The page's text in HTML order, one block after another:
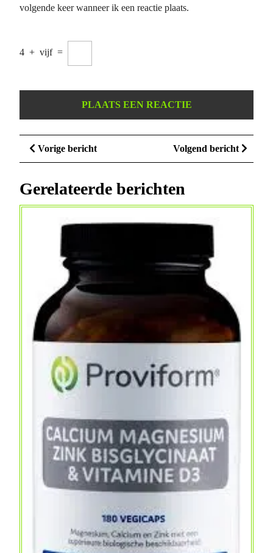
volgende keer wanneer ik een reactie plaats.
4 + vijf =
Berichtnavigatie
Vorige berichtVorige
bericht
Volgend bericht
bericht
Gerelateerde berichten